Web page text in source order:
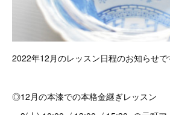
2022年12月のレッスン日程のお知らせで
◎12月の本漆での本格金継ぎレッスン